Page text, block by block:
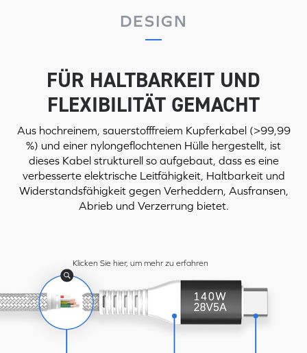
DESIGN
FÜR HALTBARKEIT UND
FLEXIBILITÄT GEMACHT
Aus hochreinem, sauerstofffreiem Kupferkabel (>99,99
%) und einer nylongeflochtenen Hülle hergestellt, ist
dieses Kabel strukturell so aufgebaut, dass es eine
verbesserte elektrische Leitfähigkeit, Haltbarkeit und
Widerstandsfähigkeit gegen Verheddern, Ausfransen,
Abrieb und Verzerrung bietet.